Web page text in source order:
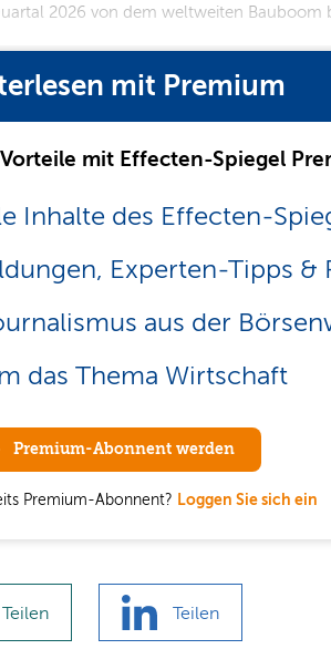
2026 von dem weltweiten Bauboom
mit Premium
mit Effecten-Spiegel
Inhalte des Effecten-
Experten-Tipps &
aus der
das Thema Wirtschaft
Premium-Abonnent werden
Premium-Abonnent? Loggen Sie sich ein
Teilen Teilen